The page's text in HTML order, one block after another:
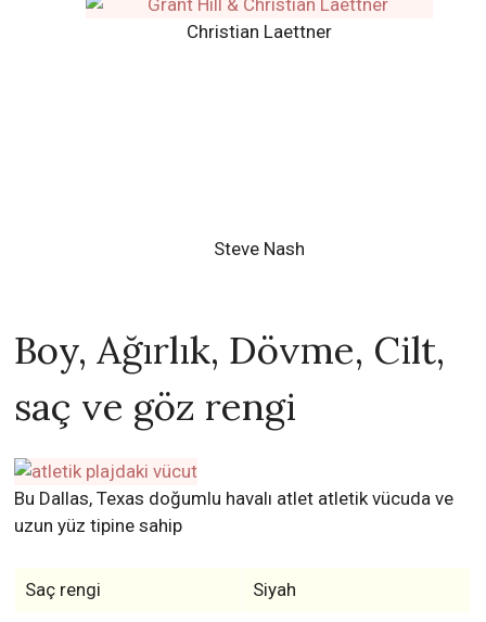
Christian Laettner
Steve Nash
Boy, Ağırlık, Dövme, Cilt,
saç ve göz rengi
Bu Dallas, Texas doğumlu havalı atlet atletik vücuda ve
uzun yüz tipine sahip
Saç rengi Siyah